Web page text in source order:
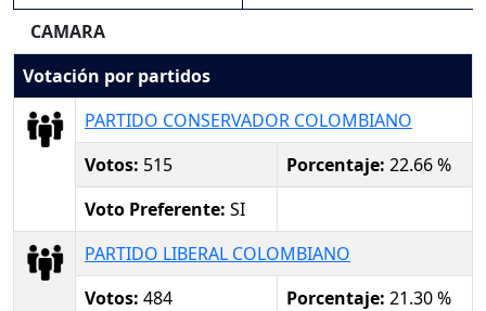
CAMARA
Votación por partidos
PARTIDO CONSERVADOR COLOMBIANO
Votos: 515 Porcentaje: 22.66 %
Voto Preferente: SI
PARTIDO LIBERAL COLOMBIANO
Votos: 484 Porcentaje: 21.30 %